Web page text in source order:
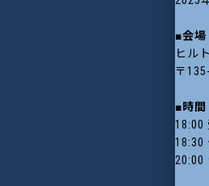
■会場
ヒル
〒
■時間
18:00
18:30
20:00